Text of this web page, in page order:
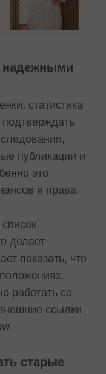
надежными
статистика
публикации и
это
и права.
делает
показать, что
работать со
ссылки
старые